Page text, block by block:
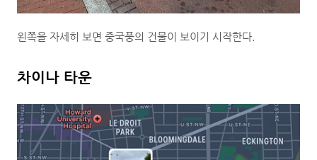
왼쪽을 자세히 보면 중국풍의 건물이 보이기 시작한다.
차이나 타운